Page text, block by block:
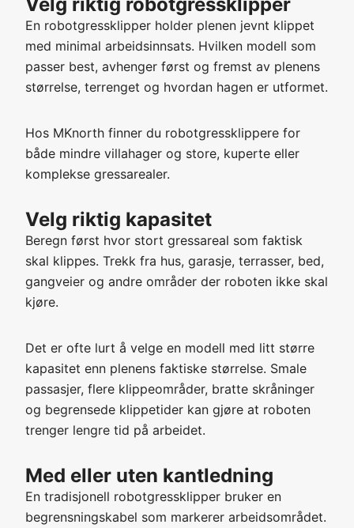
En robotgressklipper holder plenen jevnt klippet
med minimal arbeidsinnsats. Hvilken modell som
passer best, avhenger først og fremst av plenens
størrelse, terrenget og hvordan hagen er utformet.
Hos MKnorth finner du robotgressklippere for
både mindre villahager og store, kuperte eller
komplekse gressarealer.
Velg riktig kapasitet
Beregn først hvor stort gressareal som faktisk
skal klippes. Trekk fra hus, garasje, terrasser, bed,
gangveier og andre områder der roboten ikke skal
kjøre.
Det er ofte lurt å velge en modell med litt større
kapasitet enn plenens faktiske størrelse. Smale
passasjer, flere klippeområder, bratte skråninger
og begrensede klippetider kan gjøre at roboten
trenger lengre tid på arbeidet.
Med eller uten kantledning
En tradisjonell robotgressklipper bruker en
begrensningskabel som markerer arbeidsområdet.